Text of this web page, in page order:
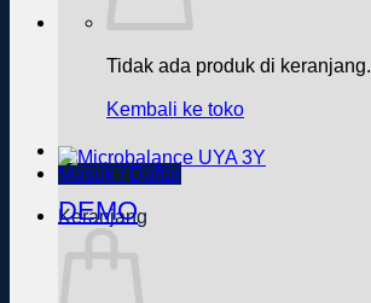
Tidak ada produk di keranjang.
Kembali ke toko
Masuk / Daftar
Keranjang
DEMO